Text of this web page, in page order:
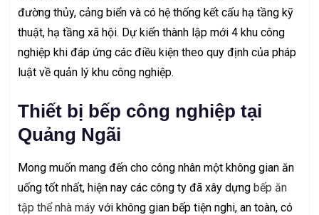
đường thủy, cảng biển và có hệ thống kết cấu hạ tầng kỹ
thuật, hạ tầng xã hội. Dự kiến thành lập mới 4 khu công
nghiệp khi đáp ứng các điều kiện theo quy định của pháp
luật về quản lý khu công nghiệp.
Thiết bị bếp công nghiệp tại
Quảng Ngãi
Mong muốn mang đến cho công nhân một không gian ăn
uống tốt nhất, hiện nay các công ty đã xây dựng bếp ăn
tập thể nhà máy với không gian bếp tiện nghi, an toàn, có